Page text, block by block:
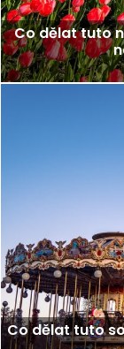
Co dělat tuto
Co dělat tuto